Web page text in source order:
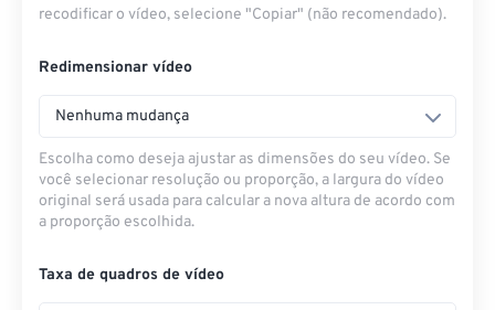
recodificar o vídeo, selecione "Copiar" (não recomendado).
Redimensionar vídeo
Nenhuma mudança
Escolha como deseja ajustar as dimensões do seu vídeo. Se
você selecionar resolução ou proporção, a largura do vídeo
original será usada para calcular a nova altura de acordo com
a proporção escolhida.
Taxa de quadros de vídeo